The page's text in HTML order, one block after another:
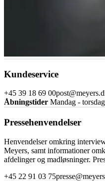
Kundeservice
Åbningstider Mandag -
+45 39 18 69 00
Pressehenvendelser
Henvendelser omkring
Meyers, samt informationer
afdelinger og madløsninger.
+45 22 91 03 75